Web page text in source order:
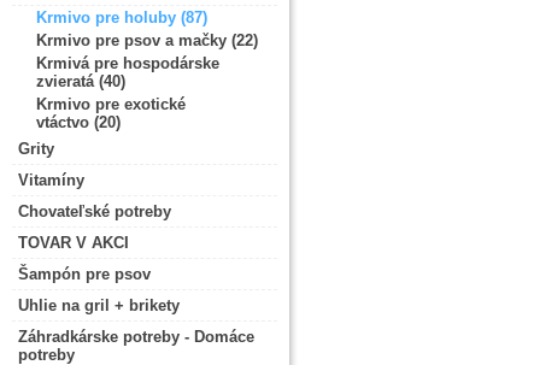
Krmivo pre holuby (87)
Krmivo pre psov a mačky (22)
Krmivá pre hospodárske
zvieratá (40)
Krmivo pre exotické
vtáctvo (20)
Grity
Vitamíny
Chovateľské potreby
TOVAR V AKCI
Šampón pre psov
Uhlie na gril + brikety
Záhradkárske potreby - Domáce
potreby